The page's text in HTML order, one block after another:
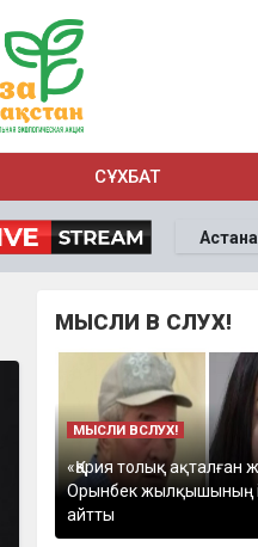
СҰХБАТ
Астана
МЫСЛИ В СЛУХ!
МЫСЛИ ВСЛУХ!
«Қария толық ақталған
Орынбек жылқышының
айтты